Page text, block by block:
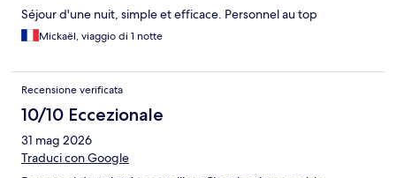
Séjour d'une nuit, simple et efficace. Personnel au top
Mickaël, viaggio di 1 notte
Recensione verificata
10/10 Eccezionale
31 mag 2026
Traduci con Google